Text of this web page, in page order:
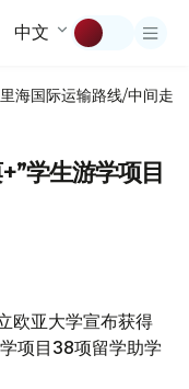
中文
海国际运输路线/中间走廊
学生游学项目
欧亚大学宣布获得
项目38项留学助学